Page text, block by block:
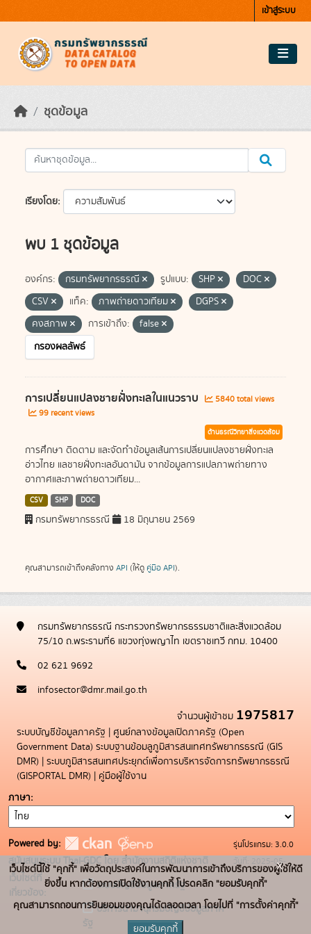
เข้าสู่ระบบ
ชุดข้อมูล
เรียงโดย
พบ 1 ชุดข้อมูล
องค์กร: กรมทรัพยากรธรณี รูปแบบ: SHP
DOC
CSV
แท็ค: ภาพถ่ายดาวเทียม
DGPS
คงสภาพ
การเข้าถึง:
false
กรองผลลัพธ์
การเปลี่ยนแปลงชายฝั่งทะเลในแนวราบ
5840 total views
99 recent views
ด้านธรณีวิทยาสิ่งแวดล้อม
การศึกษา ติดตาม และจัดทำข้อมูลเส้นการเปลี่ยนแปลงชายฝั่งทะเล
อ่าวไทย แลชายฝั่งทะเลอันดามัน จากข้อมูลการแปลภาพถ่ายทาง
อากาศและภาพถ่ายดาวเทียม...
CSV SHP DOC
กรมทรัพยากรธรณี 18 มิถุนายน 2569
คุณสามารถเข้าถึงคลังทาง API (ให้ดู คู่มือ API).
กรมทรัพยากรธรณี กระทรวงทรัพยากรธรรมชาติและสิ่งแวดล้อม
75/10 ถ.พระรามที่6 แขวงทุ่งพญาไท เขตราชเทวี กทม. 10400
02 621 9692
infosector@dmr.mail.go.th
จำนวนผู้เข้าชม 1975817
ระบบบัญชีข้อมูลภาครัฐ | ศูนย์กลางข้อมูลเปิดภาครัฐ (Open
Government Data) ระบบฐานข้อมลูภูมิสารสนเทศทรัพยากรธรณี (GIS
DMR) | ระบบภูมิสารสนเทศประยุกต์เพื่อการบริหารจัดการทรัพยากรธรณี
(GISPORTAL DMR) | คู่มือผู้ใช้งาน
ภาษา
Powered by:
สนับสนุนระบบ Thai-GDC โดย สำนักงานสถิติแห่งชาติ
เว็บไซต์ที่
เกี่ยวข้อง:
ระบบบัญชีข้อมูลภาครัฐ
บริการนามานุกรมบัญชีข้อมูลภาค
รัฐ
รุ่นโปรแกรม: 3.0.0
วันที่: 2025-05-
19
เว็บไซต์นี้ใช้ "คุกกี้" เพื่อวัตถุประสงค์ในการพัฒนาการเข้าถึงบริการของผู้ใช้ให้ดี
ยิ่งขึ้น หากต้องการเปิดใช้งานคุกกี้ โปรดคลิก "ยอมรับคุกกี้"
คุณสามารถถอนการยินยอมของคุณได้ตลอดเวลา โดยไปที่ "การตั้งค่าคุกกี้"
ยอมรับคุกกี้
x